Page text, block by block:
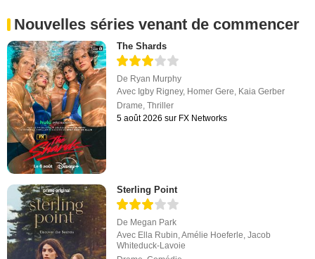
Nouvelles séries venant de commencer
The Shards
De Ryan Murphy
Avec Igby Rigney, Homer Gere, Kaia Gerber
Drame,Thriller
5 août 2026 sur FX Networks
Sterling Point
De Megan Park
Avec Ella Rubin ,Amélie Hoeferle ,Jacob
Whiteduck-Lavoie